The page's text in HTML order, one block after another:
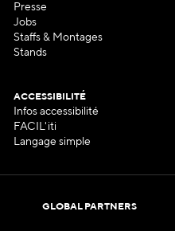
Presse
Jobs
Staffs & Montages
Stands
ACCESSIBILITÉ
Infos accessibilité
FACIL'iti
Langage simple
GLOBAL PARTNERS